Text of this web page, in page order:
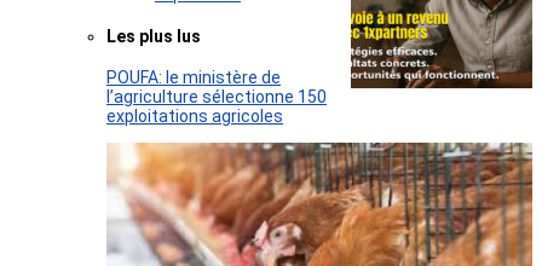
Les plus lus
POUFA: le ministère de
l’agriculture sélectionne 150
exploitations agricoles